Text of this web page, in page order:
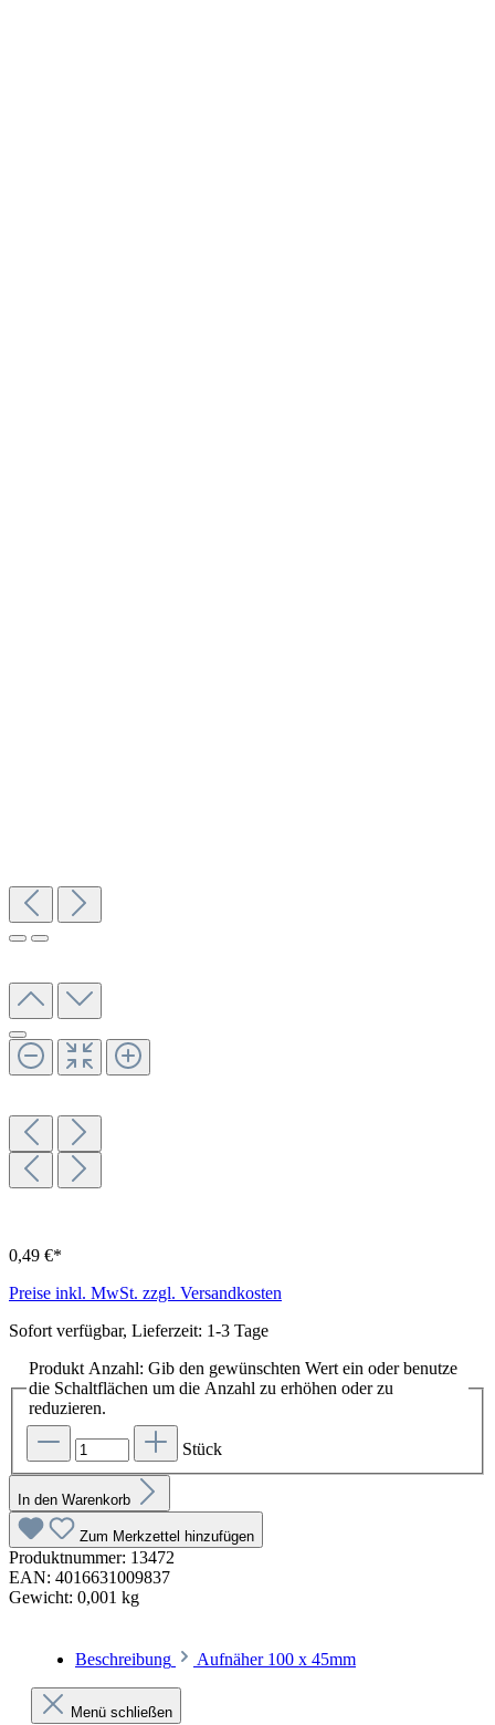
0,49 €*
Preise inkl. MwSt. zzgl. Versandkosten
Sofort verfügbar, Lieferzeit: 1-3 Tage
Produkt Anzahl: Gib den gewünschten Wert ein oder benutze
die Schaltflächen um die Anzahl zu erhöhen oder zu
reduzieren.
Stück
In den Warenkorb
Zum Merkzettel hinzufügen
Produktnummer: 13472
EAN: 4016631009837
Gewicht: 0,001 kg
Beschreibung Aufnäher 100 x 45mm
Menü schließen